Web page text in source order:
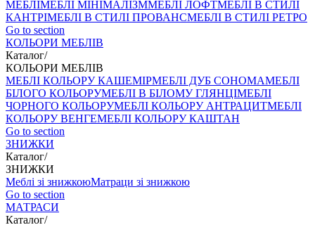
МЕБЛІМЕБЛІ МІНІМАЛІЗММЕБЛІ ЛОФТМЕБЛІ В СТИЛІ
КАНТРІМЕБЛІ В СТИЛІ ПРОВАНСМЕБЛІ В СТИЛІ РЕТРО
Go to section
КОЛЬОРИ МЕБЛІВ
Каталог/
КОЛЬОРИ МЕБЛІВ
МЕБЛІ КОЛЬОРУ КАШЕМІРМЕБЛІ ДУБ СОНОМАМЕБЛІ
БІЛОГО КОЛЬОРУМЕБЛІ В БІЛОМУ ГЛЯНЦІМЕБЛІ
ЧОРНОГО КОЛЬОРУМЕБЛІ КОЛЬОРУ АНТРАЦИТМЕБЛІ
КОЛЬОРУ ВЕНГЕМЕБЛІ КОЛЬОРУ КАШТАН
Go to section
ЗНИЖКИ
Каталог/
ЗНИЖКИ
Меблі зі знижкоюМатраци зі знижкою
Go to section
МАТРАСИ
Каталог/